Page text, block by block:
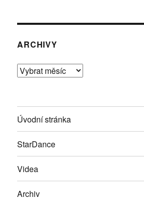
ARCHIVY
Archivy
Úvodní stránka
StarDance
Videa
Archiv